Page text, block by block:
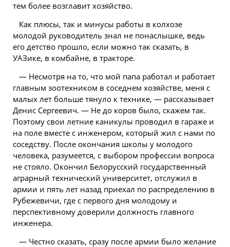
тем более возглавит хозяйство.
Как плюсы, так и минусы работы в колхозе
молодой руководитель знал не понаслышке, ведь
его детство прошло, если можно так сказать, в
УАЗике, в комбайне, в тракторе.
— Несмотря на то, что мой папа работал и работает
главным зоотехником в соседнем хозяйстве, меня с
малых лет больше тянуло к технике, — рассказывает
Денис Сергеевич. — Не до коров было, скажем так.
Поэтому свои летние каникулы проводил в гараже и
на поле вместе с инженером, который жил с нами по
соседству. После окончания школы у молодого
человека, разумеется, с выбором профессии вопроса
не стояло. Окончил Белорусский государственный
аграрный технический университет, отслужил в
армии и пять лет назад приехал по распределению в
Рубежевичи, где с первого дня молодому и
перспективному доверили должность главного
инженера.
— Честно сказать, сразу после армии было желание